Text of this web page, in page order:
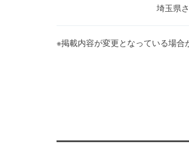
埼玉県
※掲載内容が変更となっている場合